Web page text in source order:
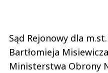
Sąd Rejonowy dla
Bartłomieja
Ministerstwa Obrony